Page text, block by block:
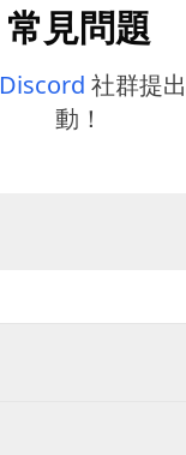
常見問題
Discord 社群提
動！